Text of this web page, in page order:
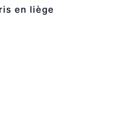
en liège